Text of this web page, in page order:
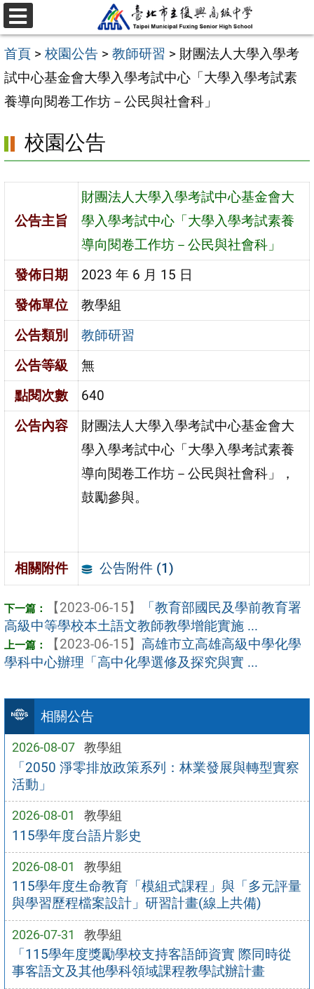
跳
至
主
要
內
區
選
單
首頁 > 校園公告 > 教師研習 > 財團法人大學入學考
試中心基金會大學入學考試中心「大學入學考試素
養導向閱卷工作坊－公民與社會科」
相關公告
2026-08-07 教學組
「2050 淨零排放政策系列：林業發展與轉型實察
活動」
2026-08-01 教學組
115學年度台語片影史
2026-08-01 教學組
115學年度生命教育「模組式課程」與「多元評量
與學習歷程檔案設計」研習計畫(線上共備)
2026-07-31 教學組
「115學年度獎勵學校支持客語師資實 際同時從
事客語文及其他學科領域課程教學試辦計畫
校園公告
公告主旨
財團法人大學入學考試中心基金會大
學入學考試中心「大學入學考試素養
導向閱卷工作坊－公民與社會科」
發佈日期
2023 年 6 月 15 日
發佈單位
教學組
公告類別
教師研習
公告等級
無
點閱次數
640
公告內容
財團法人大學入學考試中心基金會大
學入學考試中心「大學入學考試素養
導向閱卷工作坊－公民與社會科」，
鼓勵參與。
相關附件 公告附件 (1)
【2023-06-15】
「教育部國民及學前教育署
高級中等學校本土語文教師教學增能實施 ...
【2023-06-15】 高雄市立高雄高級中學化學
學科中心辦理「高中化學選修及探究與實 ...